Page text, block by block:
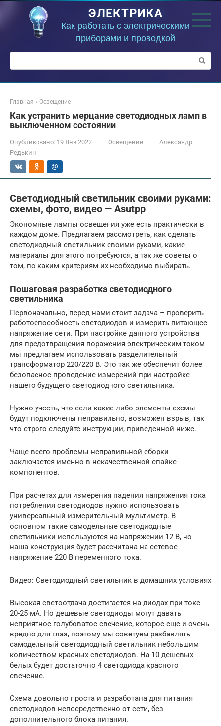
ЭЛЕКТРИКА
Как работать с электрическими
приборами и проводкой
Поиск:
Главная » Освещение
Как устранить мерцание светодиодных ламп в
выключенном состоянии
Опубликовано: 19 Янв 2022 Освещение
Александр
Редькин
Светодиодный светильник своими руками:
схемы, фото, видео — Asutpp
Экономные лампы освещения уже есть практически в
каждом доме. Предлагаем рассмотреть, как сделать
светодиодный светильник своими руками, какие
материалы для этого потребуются, а так же советы о
том, по каким критериям их необходимо выбирать.
Пошаговая разработка светодиодного
светильника
Первоначально, перед нами стоит задача – проверить
работоспособность светодиодов и измерить питающее
напряжение сети. При настройке данного устройства
для предотвращения поражения электрическим током
мы предлагаем использовать разделительный
трансформатор 220/220 В. Это так же обеспечит более
безопасное проведение измерений при настройке
нашего будущего светодиодного светильника.
Нужно учесть, что если какие-либо элементы схемы
будут подключены неправильно, возможен взрыв, так
что строго следуйте инструкции, приведенной ниже.
Чаще всего проблемы неправильной сборки
заключается именно в некачественной спайке
компонентов.
При расчетах для измерения падения напряжения тока
потребления светодиодов нужно использовать
универсальный измерительный мультиметр. В
основном такие самодельные светодиодные
светильники используются на напряжении 12 В, но
наша конструкция будет рассчитана на сетевое
напряжение 220 В переменного тока.
Видео: Светодиодный светильник в домашних условиях
Высокая светоотдача достигается на диодах при токе
20-25 мА. Но дешевые светодиоды могут давать
неприятное голубоватое свечение, которое еще и очень
вредно для глаз, поэтому мы советуем разбавлять
самодельный светодиодный светильник небольшим
количеством красных светодиодов. На 10 дешевых
белых будет достаточно 4 светодиода красного
свечение.
Схема довольно проста и разработана для питания
светодиодов непосредственно от сети, без
дополнительного блока питания.